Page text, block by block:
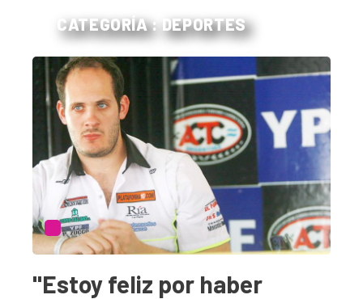
CATEGORÍA : DEPORTES
"Estoy feliz por haber